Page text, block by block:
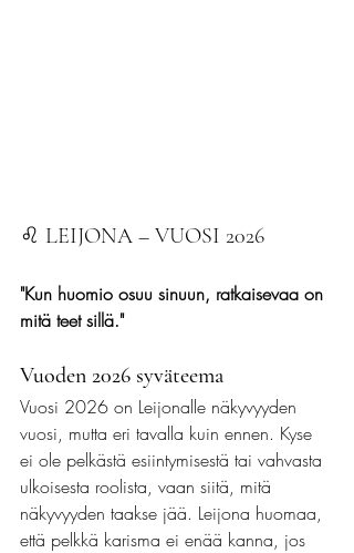
♌ LEIJONA – VUOSI 2026
"Kun huomio osuu sinuun, ratkaisevaa on
mitä teet sillä."
Vuoden 2026 syväteema
Vuosi 2026 on Leijonalle näkyvyyden
vuosi, mutta eri tavalla kuin ennen. Kyse
ei ole pelkästä esiintymisestä tai vahvasta
ulkoisesta roolista, vaan siitä, mitä
näkyvyyden taakse jää. Leijona huomaa,
että pelkkä karisma ei enää kanna, jos